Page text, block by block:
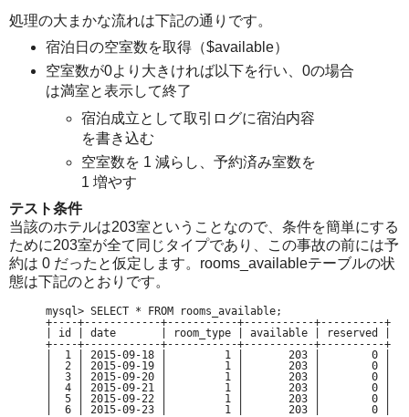
処理の大まかな流れは下記の通りです。
宿泊日の空室数を取得（$available）
空室数が0より大きければ以下を行い、0の場合
は満室と表示して終了
宿泊成立として取引ログに宿泊内容
を書き込む
空室数を 1 減らし、予約済み室数を
1 増やす
テスト条件
当該のホテルは203室ということなので、条件を簡単にする
ために203室が全て同じタイプであり、この事故の前には予
約は 0 だったと仮定します。rooms_availableテーブルの状
態は下記のとおりです。
mysql> SELECT * FROM rooms_available;
+----+------------+-----------+-----------+----------+
| id | date       | room_type | available | reserved |
+----+------------+-----------+-----------+----------+
|  1 | 2015-09-18 |         1 |       203 |        0 |
|  2 | 2015-09-19 |         1 |       203 |        0 |
|  3 | 2015-09-20 |         1 |       203 |        0 |
|  4 | 2015-09-21 |         1 |       203 |        0 |
|  5 | 2015-09-22 |         1 |       203 |        0 |
|  6 | 2015-09-23 |         1 |       203 |        0 |